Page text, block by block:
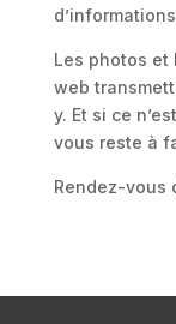
Les photos et
web
y. Et si ce
vous reste à
Rendez-vous